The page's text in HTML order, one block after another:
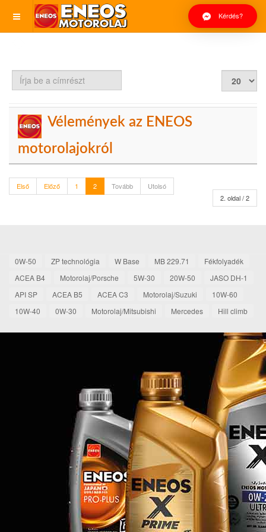
Kérdés?
Írja
a
Vélemények az ENEOS
motorolajokról
2. oldal / 2
Első Előző 1 2 Tovább Utolsó
0W-50 ZP technológia W Base MB 229.71
Fékfolyadék
ACEA B4
Motorolaj/Porsche 5W-30 20W-50
JASO DH-1
API SP
ACEA B5 ACEA C3 Motorolaj/Suzuki
10W-60
10W-40
0W-30 Motorolaj/Mitsubishi Mercedes Hill climb